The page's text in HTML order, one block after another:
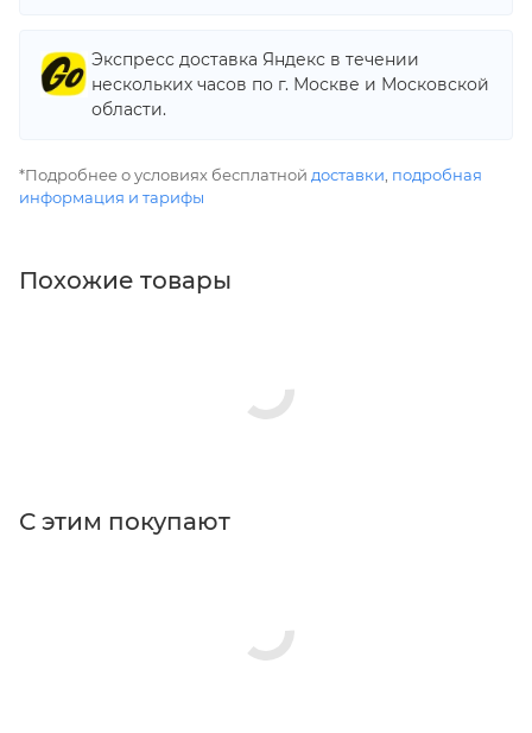
Экспресс доставка Яндекс в течении
нескольких часов по г. Москве и Московской
области.
*Подробнее о условиях бесплатной доставки подробная
информация и тарифы
Похожие товары
С этим покупают